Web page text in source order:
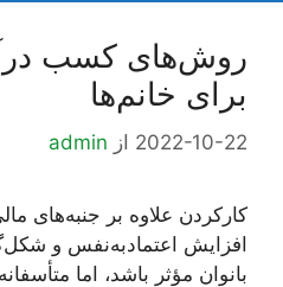
روش‌های کسب
برای خانم‌ها
2022-10-22 از admin
کارکردن علاوه‌ بر جنبه‌های
افزایش اعتمادبه‌نفس و
بانوان مؤثر باشد، اما